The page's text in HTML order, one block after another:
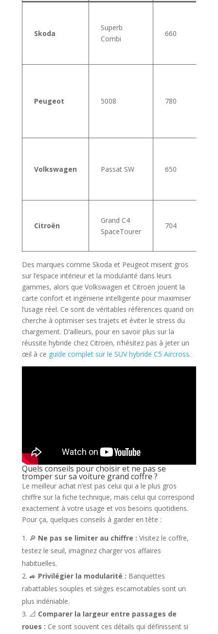
Skoda
Superb
Combi
660
Peugeot 5008 780
Volkswagen Passat SW 650
Citroën
Grand C4
SpaceTourer
704
Des marques comme Skoda et Peugeot misent gros
sur l’espace intérieur et la modularité dans leurs
gammes, alors que Volkswagen et Citroën jouent la
carte confort et ingénierie intelligente pour maximiser
l’usage réel. Ce sont de véritables références quand on
cherche à optimiser ses trajets et éviter le stress du
chargement. D’ailleurs, pour en savoir plus sur la
réussite hybride chez Citroën, n’hésitez pas à jeter un
œil à ce guide complet sur le SUV hybride C5 Aircross.
Quels conseils pour choisir et ne pas se
tromper sur sa voiture grand coffre ?
Le meilleur achat n’est pas celui qui a le plus gros
chiffre sur la fiche technique, mais celui qui correspond
exactement à votre usage et vos besoins quotidiens.
Pour ça, quelques conseils à garder en tête :
🔎 Ne pas se limiter au chiffre : Visitez le coffre,
testez le seuil, imaginez charger vos affaires
habituelles.
🚙 Privilégier la modularité : Banquettes
rabattables souples et sièges escamotables sont un
plus indéniable.
📐 Comparer la largeur entre passages de
roues : Ce sont souvent ces détails qui définissent si